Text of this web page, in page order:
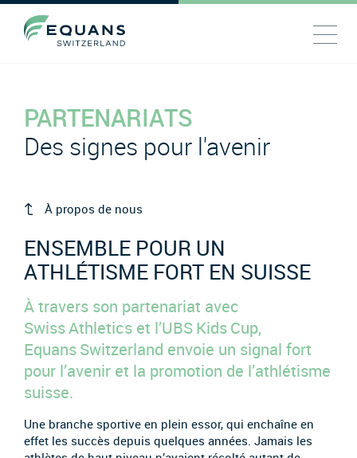
PARTENARIATS
Des signes pour l'avenir
À propos de nous
ENSEMBLE POUR UN
ATHLÉTISME FORT EN SUISSE
À travers son partenariat avec
Swiss Athletics et l’UBS Kids Cup,
Equans Switzerland envoie un signal fort
pour l’avenir et la promotion de l’athlétisme
suisse.
Une branche sportive en plein essor, qui enchaîne en
effet les succès depuis quelques années. Jamais les